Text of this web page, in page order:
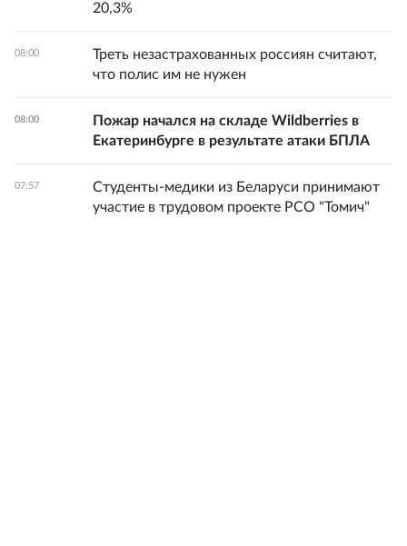
20,3%
08:00
Треть незастрахованных россиян считают,
что полис им не нужен
08:00
Пожар начался на складе Wildberries в
Екатеринбурге в результате атаки БПЛА
07:57
Студенты-медики из Беларуси принимают
участие в трудовом проекте РСО "Томич"